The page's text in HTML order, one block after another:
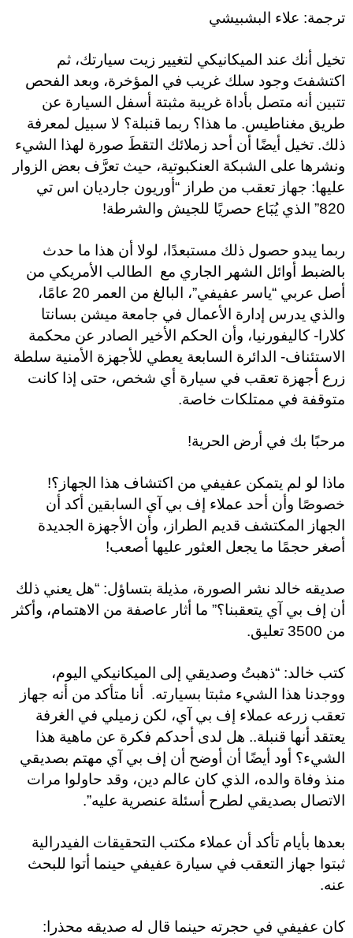
ترجمة: علاء البشبيشي
تخيل أنك عند الميكانيكي لتغيير زيت سيارتك، ثم
اكتشفتَ وجود سلك غريب في المؤخرة، وبعد الفحص
تتبين أنه متصل بأداة غريبة مثبتة أسفل السيارة عن
طريق مغناطيس. ما هذا؟ ربما قنبلة؟ لا سبيل لمعرفة
ذلك. تخيل أيضًا أن أحد زملائك التقطَ صورة لهذا الشيء
ونشرها على الشبكة العنكبوتية، حيث تعرَّف بعض الزوار
عليها: جهاز تعقب من طراز “أوريون جارديان اس تي
820” الذي يُبَاع حصريًا للجيش والشرطة!
ربما يبدو حصول ذلك مستبعدًا، لولا أن هذا ما حدث
بالضبط أوائل الشهر الجاري مع الطالب الأمريكي من
أصل عربي “ياسر عفيفي”، البالغ من العمر 20 عامًا،
والذي يدرس إدارة الأعمال في جامعة ميشن بسانتا
كلارا- كاليفورنيا، وأن الحكم الأخير الصادر عن محكمة
الاستئناف- الدائرة السابعة يعطي للأجهزة الأمنية سلطة
زرع أجهزة تعقب في سيارة أي شخص، حتى إذا كانت
متوقفة في ممتلكات خاصة.
مرحبًا بك في أرض الحرية!
ماذا لو لم يتمكن عفيفي من اكتشاف هذا الجهاز؟!
خصوصًا وأن أحد عملاء إف بي آي السابقين أكد أن
الجهاز المكتشف قديم الطراز، وأن الأجهزة الجديدة
أصغر حجمًا ما يجعل العثور عليها أصعب!
صديقه خالد نشر الصورة، مذيلة بتساؤل: “هل يعني ذلك
أن إف بي آي يتعقبنا؟” ما أثار عاصفة من الاهتمام، وأكثر
من 3500 تعليق.
كتب خالد: “ذهبتُ وصديقي إلى الميكانيكي اليوم،
ووجدنا هذا الشيء مثبتا بسيارته. أنا متأكد من أنه جهاز
تعقب زرعه عملاء إف بي آي، لكن زميلي في الغرفة
يعتقد أنها قنبلة.. هل لدى أحدكم فكرة عن ماهية هذا
الشيء؟ أود أيضًا أن أوضح أن إف بي آي مهتم بصديقي
منذ وفاة والده، الذي كان عالم دين، وقد حاولوا مرات
الاتصال بصديقي لطرح أسئلة عنصرية عليه”.
بعدها بأيام تأكد أن عملاء مكتب التحقيقات الفيدرالية
ثبتوا جهاز التعقب في سيارة عفيفي حينما أتوا للبحث
عنه.
كان عفيفي في حجرته حينما قال له صديقه محذرا: